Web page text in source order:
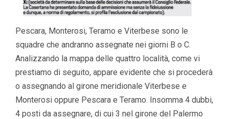
Pescara, Monterosi, Teramo e Viterbese sono le
squadre che andranno assegnate nei giorni B o C.
Analizzando la mappa delle quattro località, come vi
prestiamo di seguito, appare evidente che si procederà
o assegnando al girone meridionale Viterbese e
Monterosi oppure Pescara e Teramo. Insomma 4 dubbi,
4 posti da assegnare, di cui 3 nel girone del Palermo